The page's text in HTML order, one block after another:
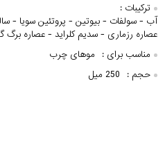
ترکیبات :
آب - سولفات - بیوتین - پروتئین سویا -
عصاره رزماری - سدیم کلراید - عصاره برگ
مناسب برای :
موهای چرب
حجم :
250 میل